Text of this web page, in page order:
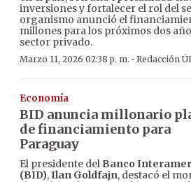
inversiones y fortalecer el rol del
organismo anunció el
millones para los próximos dos
sector privado.
Marzo 11, 2026 02:38 p. m. · Redacción
Economía
BID anuncia millonario
de financiamiento para
Paraguay
El presidente del Banco
(BID),Ilan Goldfajn, destacó el